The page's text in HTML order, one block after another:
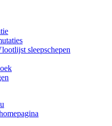
sleepschepen